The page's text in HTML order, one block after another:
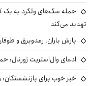
تهدید می‌کند
بارش باران، رعدوبرق و
ادعای وال‌استریت ژورنال:
خبر خوب برای بازنشستگان: